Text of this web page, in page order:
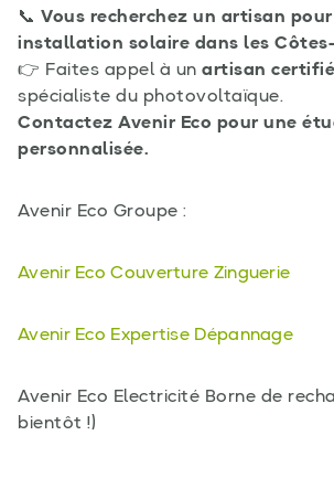
📞 Vous recherchez un artisan
installation solaire dans les Côtes-
👉 Faites appel à un artisan certifié
spécialiste du photovoltaïque.
Contactez Avenir Eco pour une
personnalisée.
Avenir Eco Groupe :
Avenir Eco Couverture Zinguerie
Avenir Eco Expertise Dépannage
Avenir Eco Electricité Borne de
bientôt !)